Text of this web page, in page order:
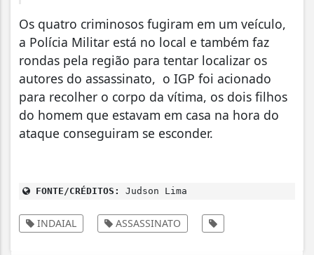
Os quatro criminosos fugiram em um veículo,
a Polícia Militar está no local e também faz
rondas pela região para tentar localizar os
autores do assassinato, o IGP foi acionado
para recolher o corpo da vítima, os dois filhos
do homem que estavam em casa na hora do
ataque conseguiram se esconder.
FONTE/CRÉDITOS: Judson Lima
INDAIAL ASSASSINATO